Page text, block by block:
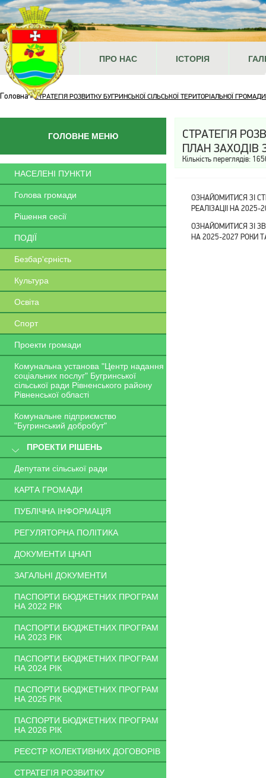
ГОЛОВНА ПРО НАС ІСТОРІЯ
Головна»СТРАТЕГІЯ РОЗВИТКУ БУГРИНСЬКОЇ СІЛЬСЬКОЇ ТЕРИТОРІАЛЬНОЇ
ГОЛОВНЕ МЕНЮ
НАСЕЛЕНІ ПУНКТИ
Голова громади
Рішення сесії
ПОДІЇ
Безбар'єрність
Культура
Освіта
Спорт
Проекти громади
Комунальна установа "Центр надання
соціальних послуг" Бугринської
сільської ради Рівненського району
Рівненської області
Комунальне підприємство
"Бугринський добробут"
ПРОЕКТИ РІШЕНЬ
Депутати сільської ради
КАРТА ГРОМАДИ
ПУБЛІЧНА ІНФОРМАЦІЯ
РЕГУЛЯТОРНА ПОЛІТИКА
ДОКУМЕНТИ ЦНАП
ЗАГАЛЬНІ ДОКУМЕНТИ
ПАСПОРТИ БЮДЖЕТНИХ ПРОГРАМ
НА 2022 РІК
ПАСПОРТИ БЮДЖЕТНИХ ПРОГРАМ
НА 2023 РІК
ПАСПОРТИ БЮДЖЕТНИХ ПРОГРАМ
НА 2024 РІК
ПАСПОРТИ БЮДЖЕТНИХ ПРОГРАМ
НА 2025 РІК
ПАСПОРТИ БЮДЖЕТНИХ ПРОГРАМ
НА 2026 РІК
РЕЄСТР КОЛЕКТИВНИХ ДОГОВОРІВ
СТРАТЕГІЯ РОЗВИТКУ
СТРАТЕГІЯ
ПЛАН ЗАХОДІВ
Кількість переглядів:
ОЗНАЙОМИТИСЯ ЗІ
РЕАЛІЗАЦІІ НА
ОЗНАЙОМИТИСЯ ЗІ
НА 2025-2027 РОКИ